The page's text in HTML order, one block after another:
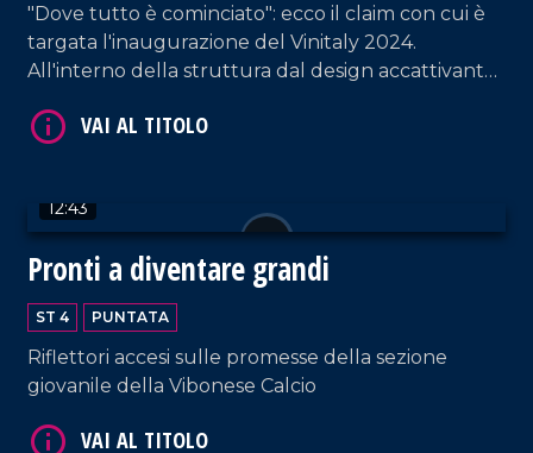
"Dove tutto è cominciato": ecco il claim con cui è
targata l'inaugurazione del Vinitaly 2024.
All'interno della struttura dal design accattivante,
da tutta la Calabria - raccontano la propria
anche dall'Italia.
12:43
Pronti a diventare grandi
ST 4 PUNTATA
Riflettori accesi sulle promesse della sezione
giovanile della Vibonese Calcio
VAI AL TITOLO
VAI AL TITOLO